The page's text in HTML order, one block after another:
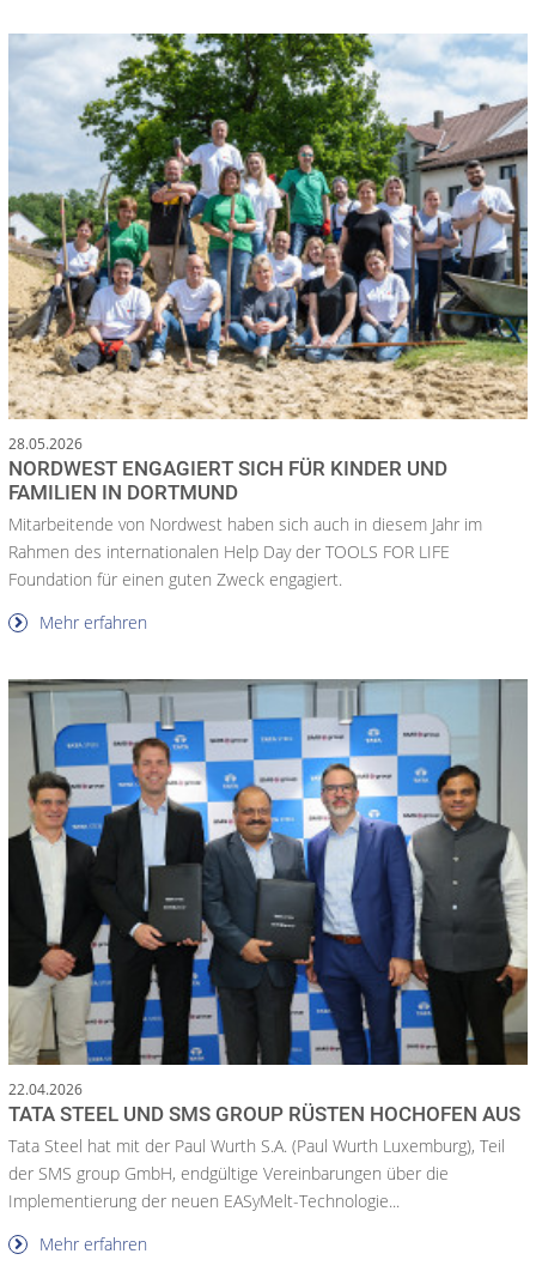
28.05.2026
NORDWEST ENGAGIERT SICH FÜR KINDER UND
FAMILIEN IN DORTMUND
Mitarbeitende von Nordwest haben sich auch in diesem Jahr im
Rahmen des internationalen Help Day der TOOLS FOR LIFE
Foundation für einen guten Zweck engagiert.
Mehr erfahren
22.04.2026
TATA STEEL UND SMS GROUP RÜSTEN HOCHOFEN AUS
Tata Steel hat mit der Paul Wurth S.A. (Paul Wurth Luxemburg), Teil
der SMS group GmbH, endgültige Vereinbarungen über die
Implementierung der neuen EASyMelt-Technologie...
Mehr erfahren